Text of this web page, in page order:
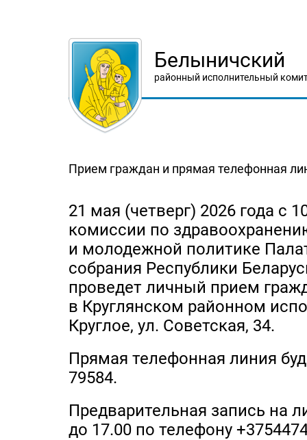
Белыничский
районный исполнительный
Прием граждан и прямая телефонная
21 мая (четверг) 2026 года с
комиссии по
и молодежной политике
собрания Республики
проведет личный прием
в Круглянском районном
Круглое, ул. Советская, 34.
Прямая телефонная линия
79584.
Предварительная запись на
до 17.00 по телефону